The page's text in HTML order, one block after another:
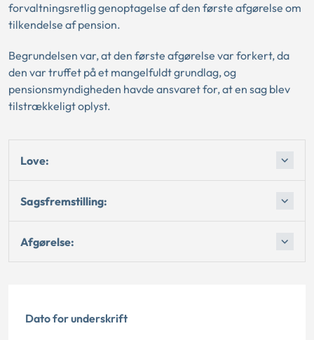
forvaltningsretlig genoptagelse af den første afgørelse om
tilkendelse af pension.
Begrundelsen var, at den første afgørelse var forkert, da
den var truffet på et mangelfuldt grundlag, og
pensionsmyndigheden havde ansvaret for, at en sag blev
tilstrækkeligt oplyst.
Love:
Sagsfremstilling:
Afgørelse:
Dato for underskrift